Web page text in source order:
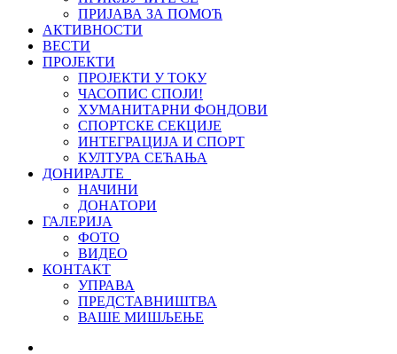
ПРИЈАВА ЗА ПОМОЋ
АКТИВНОСТИ
ВЕСТИ
ПРОЈЕКТИ
ПРОЈЕКТИ У ТОКУ
ЧАСОПИС СПОЈИ!
ХУМАНИТАРНИ ФОНДОВИ
СПОРТСКЕ СЕКЦИЈЕ
ИНТЕГРАЦИЈА И СПОРТ
КУЛТУРА СЕЋАЊА
ДОНИРАЈТЕ
НАЧИНИ
ДОНАТОРИ
ГАЛЕРИЈА
ФОТО
ВИДЕО
КОНТАКТ
УПРАВА
ПРЕДСТАВНИШТВА
ВАШЕ МИШЉЕЊЕ